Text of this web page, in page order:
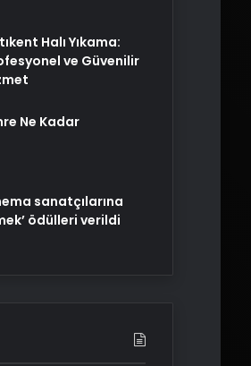
Halı Yıkama:
ve Güvenilir
Ne Kadar
sanatçılarına
ödülleri verildi